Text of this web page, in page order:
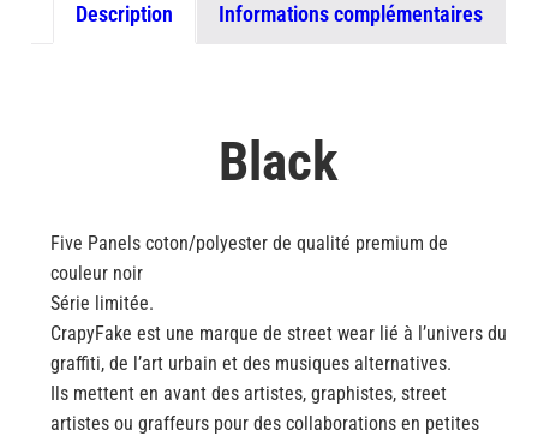
Description Informations complémentaires
Black
Five Panels coton/polyester de qualité premium de
couleur noir
Série limitée.
CrapyFake est une marque de street wear lié à l’univers du
graffiti, de l’art urbain et des musiques alternatives.
Ils mettent en avant des artistes, graphistes, street
artistes ou graffeurs pour des collaborations en petites